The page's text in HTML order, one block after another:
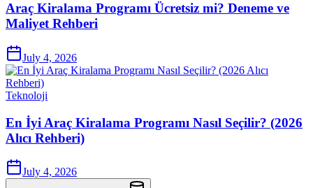
Araç Kiralama Programı Ücretsiz mi? Deneme ve
Maliyet Rehberi
July 4, 2026
Teknoloji
En İyi Araç Kiralama Programı Nasıl Seçilir? (2026
Alıcı Rehberi)
July 4, 2026